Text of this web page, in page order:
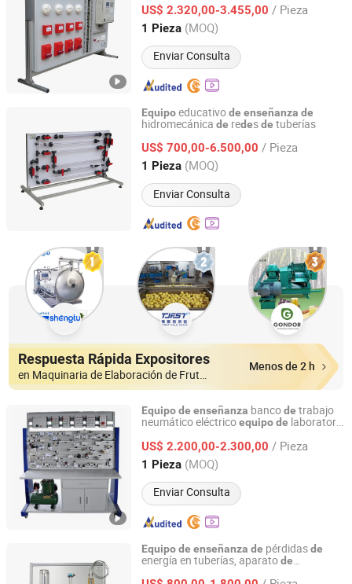
US$ 2.320,00-3.455,00 / Pieza
1 Pieza (MOQ)
Enviar Consulta
Guangdong, China Desde 2025
Equipoeducativode enseñanza de
hidromecánica de redesde tuberías
US$ 700,00-6.500,00 / Pieza
1 Pieza (MOQ)
Enviar Consulta
Jinan Should Shine Didactic Equipment Co., Ltd.
Shandong, China Desde 2013
Respuesta Rápida Expositores
en Maquinaria de Elaboración de Fruta y Verdura)
Menos de 2 h
Equipode enseñanza bancode trabajo
neumático eléctricoequipode laboratorio
educativo
US$ 2.200,00-2.300,00 / Pieza
1 Pieza (MOQ)
Enviar Consulta
Peigao Technology (Guangzhou) Co., Ltd.
Guangdong, China Desde 2025
Equipode enseñanza de pérdidasde
energía en tuberías, aparatode
Jinan Should Shine Didactic Equipment Co., Ltd.